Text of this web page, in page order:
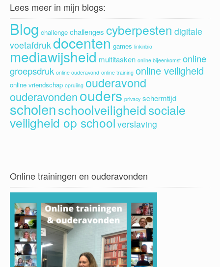
Lees meer in mijn blogs:
Blog challenge challenges cyberpesten digitale
voetafdrukdocenten games linkinbio
mediawijsheid multitasken online bijeenkomst online
groepsdruk online ouderavond online training online veiligheid
online vriendschap opruiing ouderavond
ouderavondenouders privacy schermtijd
scholenschoolveiligheidsociale
veiligheid op school verslaving
Online trainingen en ouderavonden